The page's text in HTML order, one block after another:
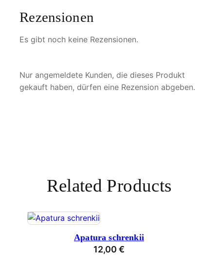
Rezensionen
Es gibt noch keine Rezensionen.
Nur angemeldete Kunden, die dieses Produkt
gekauft haben, dürfen eine Rezension abgeben.
Related Products
Apatura schrenkii
12,00 €